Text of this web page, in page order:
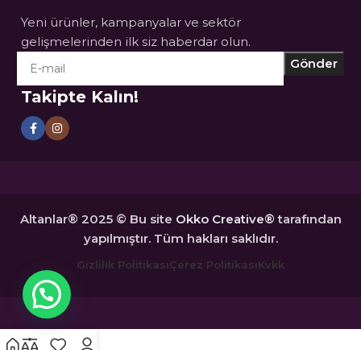
Yeni ürünler, kampanyalar ve sektör
gelişmelerinden ilk siz haberdar olun.
Takipte Kalın!
Altanlar® 2025 © Bu site Okko Creative® tarafından
yapılmıştır. Tüm hakları saklıdır.
Gizlilik PolitikasıÇerez PolitikasıKvkk